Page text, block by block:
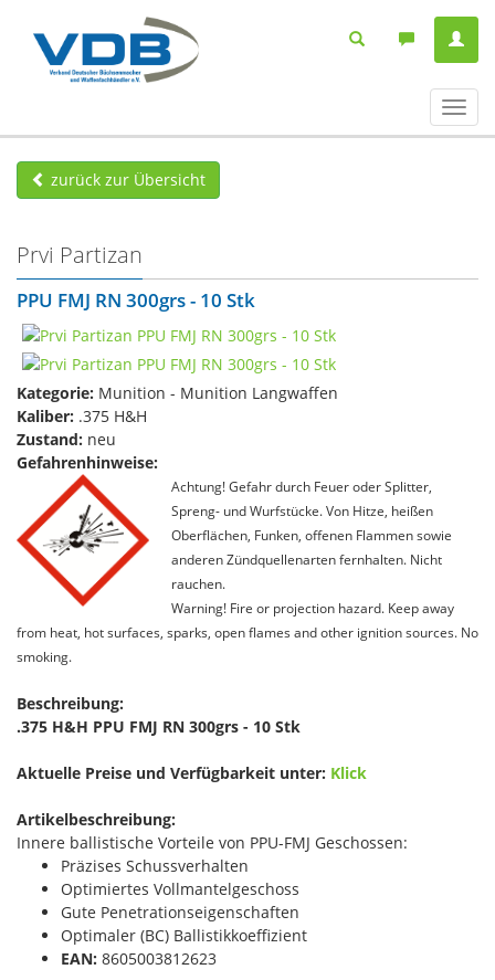
ein-/
zurück zur Übersicht
Prvi Partizan
PPU FMJ RN 300grs - 10 Stk
Kategorie: Munition - Munition Langwaffen
Kaliber: .375 H&H
Zustand: neu
Gefahrenhinweise:
Achtung! Gefahr durch Feuer oder Splitter,
Spreng- und Wurfstücke. Von Hitze, heißen
Oberflächen, Funken, offenen Flammen sowie
anderen Zündquellenarten fernhalten. Nicht
rauchen.
Warning! Fire or projection hazard. Keep away
from heat, hot surfaces, sparks, open flames and other ignition sources. No
smoking.
Beschreibung:
.375 H&H PPU FMJ RN 300grs - 10 Stk
Aktuelle Preise und Verfügbarkeit unter: Klick
Artikelbeschreibung:
Innere ballistische Vorteile von PPU-FMJ Geschossen:
Präzises Schussverhalten
Optimiertes Vollmantelgeschoss
Gute Penetrationseigenschaften
Optimaler (BC) Ballistikkoeffizient
EAN: 8605003812623